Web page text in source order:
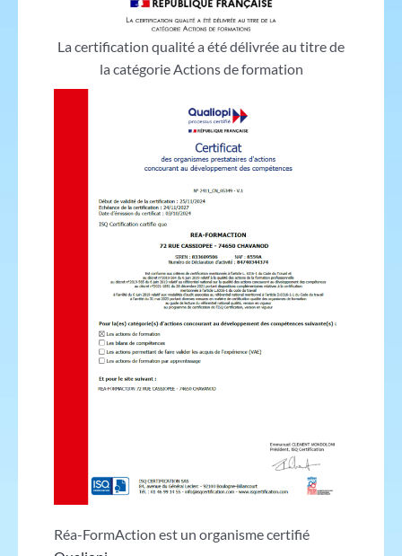
La certification qualité a été délivrée au titre de
la catégorie Actions de formation
Réa-FormAction est un organisme certifié